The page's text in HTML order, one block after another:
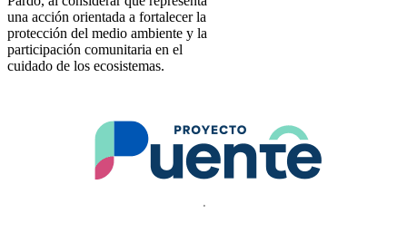
una acción orientada a fortalecer la
protección del medio ambiente y la
participación comunitaria en el
cuidado de los ecosistemas.
.